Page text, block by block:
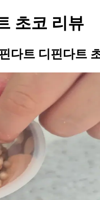
초코 리뷰
다트 디핀다트